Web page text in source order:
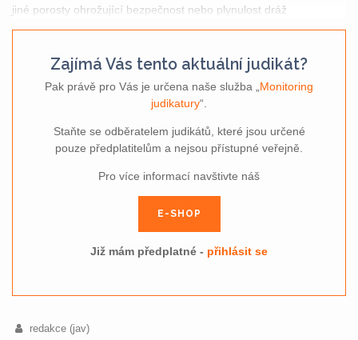
jiné porosty ohrožující bezpečnost nebo plynulost dráž
Zajímá Vás tento aktuální judikát?
Pak právě pro Vás je určena naše služba „ Monitoring
judikatury“.
Staňte se odběratelem judikátů, které jsou určené
pouze předplatitelům a nejsou přístupné veřejně.
Pro více informací navštivte náš
E-SHOP
Již mám předplatné - přihlásit se
redakce (jav)